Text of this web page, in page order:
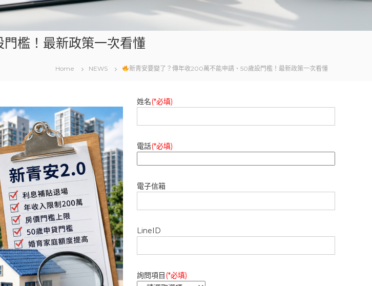
檻！最新政策一次看懂
Home NEWS 新青安要變了？傳年收200萬不能申請、50歲設門檻！最新政策一次看懂
姓名(*必填)
電話(*必填)
電子信箱
LineID
詢問項目 (*必填)